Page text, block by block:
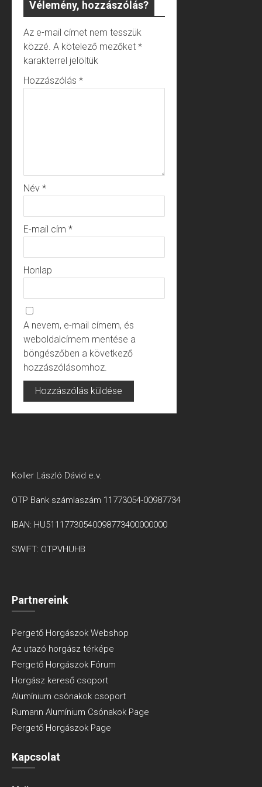
Vélemény, hozzászólás?
Az e-mail címet nem tesszük
közzé. A kötelező mezőket *
karakterrel jelöltük
Hozzászólás *
Név *
E-mail cím *
Honlap
A nevem, e-mail címem, és
weboldalcímem mentése a
böngészőben a következő
hozzászólásomhoz.
Koller László Dávid e.v.
OTP Bank számlaszám 11773054-00987734
IBAN: HU51117730540098773400000000
SWIFT: OTPVHUHB
Partnereink
Pergető Horgászok Webshop
Az utazó horgász térképe
Pergető Horgászok Fórum
Horgász kereső csoport
Alumínium csónakok csoport
Rumann Alumínium Csónakok Page
Pergető Horgászok Page
Kapcsolat